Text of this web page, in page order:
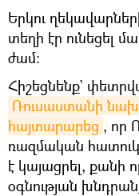
Երկու
տեղի էր ունեցել
ժամ։
Հիշեցնենք`
Ռուսաստանի
հայտարարեց , որ
ռազմական հատուկ
է կայացրել, քանի
օգնության